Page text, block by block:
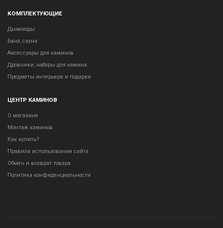
КОМПЛЕКТУЮЩИЕ
Дымоходы
Баня, сауна
Аксессуары для каминов
Дровники, наборы для камина
Предметы интерьера и подарки
ЦЕНТР КАМИНОВ
О магазине
Монтаж каминов
Как купить?
Правила использования сайта
Обмен и возврат товара
Политика конфиденциальности